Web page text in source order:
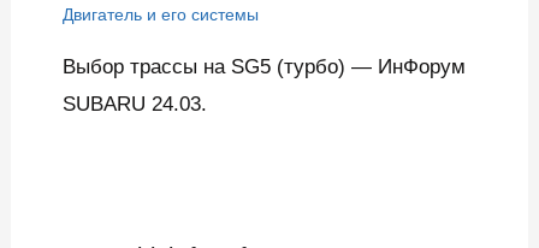
Двигатель и его системы
Выбор трассы на SG5 (турбо) — ИнФорум
SUBARU 24.03.